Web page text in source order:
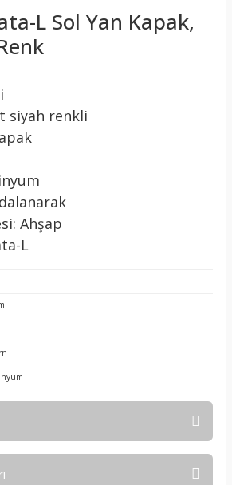
L Sol Yan Kapak,
siyah renkli
Ahşap
L